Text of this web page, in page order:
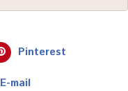
Pinterest
E-mail